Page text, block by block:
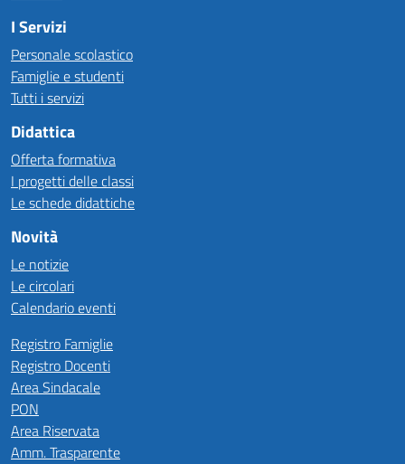
I Servizi
Personale scolastico
Famiglie e studenti
Tutti i servizi
Didattica
Offerta formativa
I progetti delle classi
Le schede didattiche
Novità
Le notizie
Le circolari
Calendario eventi
Registro Famiglie
Registro Docenti
Area Sindacale
PON
Area Riservata
Amm. Trasparente